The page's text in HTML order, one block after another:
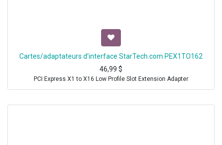
Cartes/adaptateurs d'interface StarTech.com PEX1TO162
46,99 $
PCI Express X1 to X16 Low Profile Slot Extension Adapter